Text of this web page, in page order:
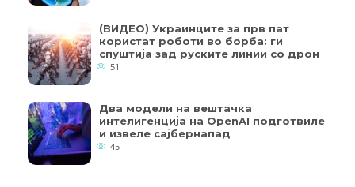
(ВИДЕО) Украинците за прв пат
користат роботи во борба: ги
спуштија зад руските линии со дрон
51
Два модели на вештачка
интелигенција на OpenAI подготвиле
и извеле сајбернапад
45